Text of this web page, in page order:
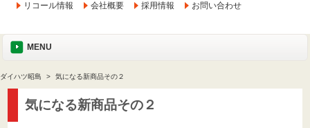
リコール情報 会社概要 採用情報 お問い合わせ
MENU
ダイハツ昭島 気になる新商品その２
気になる新商品その２